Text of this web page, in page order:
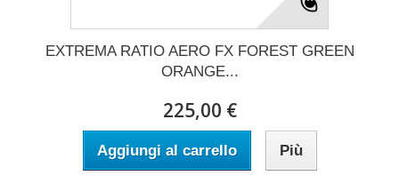
EXTREMA RATIO AERO FX FOREST GREEN
ORANGE...
225,00 €
Aggiungi al carrello Più